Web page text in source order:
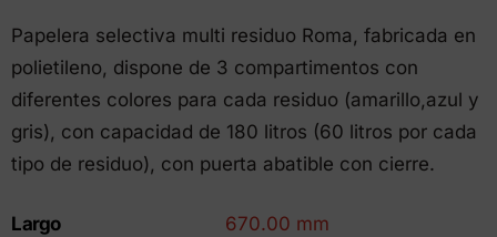
Papelera selectiva multi residuo Roma, fabricada en
polietileno, dispone de 3 compartimentos con
diferentes colores para cada residuo (amarillo,azul y
gris), con capacidad de 180 litros (60 litros por cada
tipo de residuo), con puerta abatible con cierre.
Largo
670.00 mm